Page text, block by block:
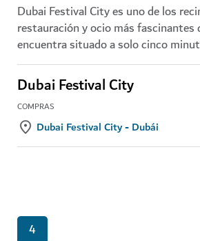
Dubai Festival City es uno de los
restauración y ocio más fascinantes
encuentra situado a solo cinco
Dubai Festival City
COMPRAS
Dubai Festival City - Dubái
4